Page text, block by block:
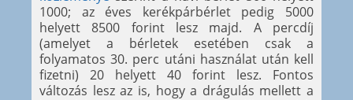
1000; az éves kerékpárbérlet pedig 5000
helyett 8500 forint lesz majd. A percdíj
(amelyet a bérletek esetében csak a
folyamatos 30. perc utáni használat után kell
fizetni) 20 helyett 40 forint lesz. Fontos
változás lesz az is, hogy a drágulás mellett a